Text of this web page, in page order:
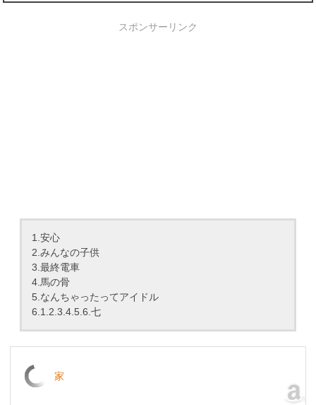
スポンサーリンク
1.安心
2.みんなの子供
3.最終電車
4.馬の骨
5.なんちゃったってアイドル
6.1.2.3.4.5.6.七
家